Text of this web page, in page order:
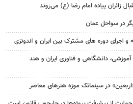
زائران پیاده امام رضا (ع) می‌روند
در سواحل عمان
اجرای دوره های مشترک بین ایران و اندونزی
دانشگاهی و فناوری ایران و هند
در سینماتک موزه هنرهای معاصر